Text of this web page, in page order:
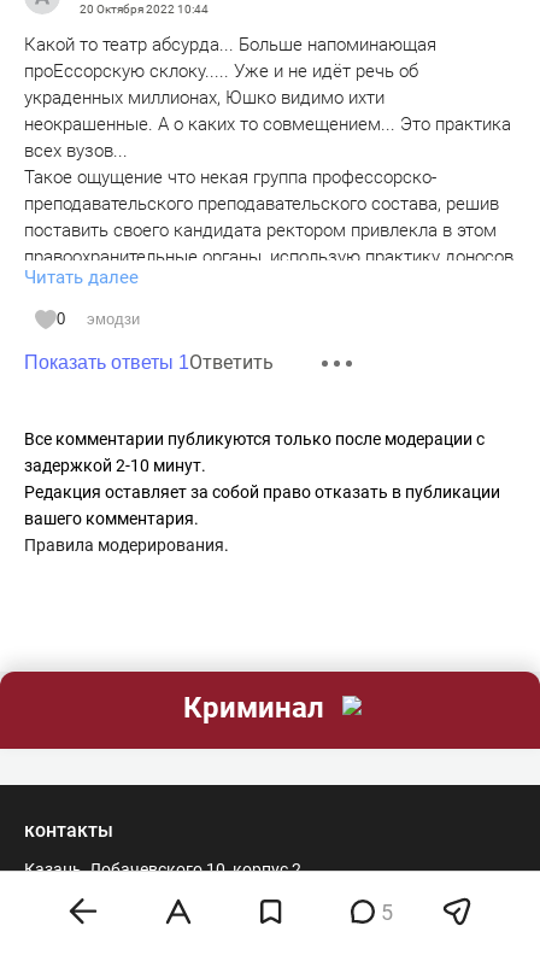
20 Октября 2022 10:44
Какой то театр абсурда... Больше напоминающая
проЕссорскую склоку..... Уже и не идёт речь об
украденных миллионах, Юшко видимо ихти
неокрашенные. А о каких то совмещением... Это практика
всех вузов...
Такое ощущение что некая группа профессорско-
преподавательского преподавательского состава, решив
поставить своего кандидата ректором привлекла в этом
правоохранительные органы, использую практику доносов
и бездоказательной клеветы
Ви итоге пришёл варяг от сумбура и всех поставил на
место..
Беда Юшко что он слишком мягок и не сделал того, что
проработал в Кэти и зал всех . Слишком порядочный
онбыл чтобы оппозицию разогнать.
Читать далее
0 эмодзи
Показать ответы 1Ответить
Все комментарии публикуются только после модерации с
задержкой 2-10 минут.
Редакция оставляет за собой право отказать в публикации
вашего комментария.
Правила модерирования.
5
Криминал
контакты
Казань, Лобачевского 10, корпус 2
редакция
отдел персонала